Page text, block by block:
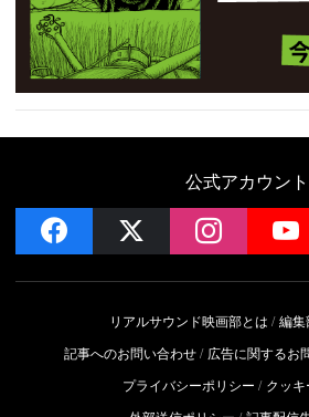
公式アカウント
facebook
リアルサウンド映画部とは
編集
記事へのお問い合わせ
広告に関するお
プライバシーポリシー
クッ